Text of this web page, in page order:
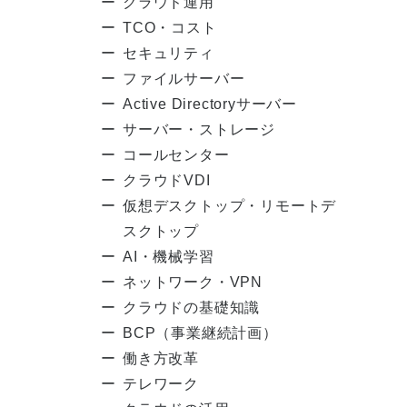
TCO・コスト
セキュリティ
ファイルサーバー
Active Directoryサーバー
サーバー・ストレージ
コールセンター
クラウドVDI
仮想デスクトップ・リモートデ
スクトップ
AI・機械学習
ネットワーク・VPN
クラウドの基礎知識
BCP（事業継続計画）
働き方改革
テレワーク